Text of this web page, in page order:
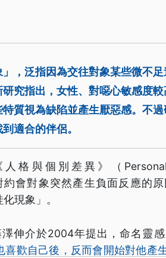
，泛指因為交往對象某些微不
究指出，女性、對噁心敏感度
質視為缺陷並產生厭惡感。不過
適合的伴侶。
格與個別差異》（
會對象突然產生負面反應的
現象」。
伸介於2004年提出，命名靈
歡自己後，反而會開始對他產